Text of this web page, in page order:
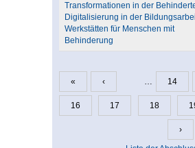
Transformationen in der
Digitalisierung in der
Werkstätten für Menschen mit
Behinderung
Seiten
« ‹ … 14
16 17 18
›